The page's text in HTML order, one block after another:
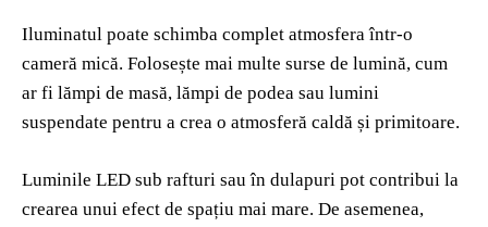
Iluminatul poate schimba complet atmosfera într-o
cameră mică. Folosește mai multe surse de lumină, cum
ar fi lămpi de masă, lămpi de podea sau lumini
suspendate pentru a crea o atmosferă caldă și primitoare.
Luminile LED sub rafturi sau în dulapuri pot contribui la
crearea unui efect de spațiu mai mare. De asemenea,